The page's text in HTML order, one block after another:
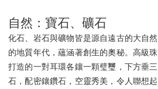
自然：寶石、礦石
化石、岩石與礦物皆是源自遠古的大自
的地質年代，蘊涵著創生的奧秘。高級
打造的一對耳環各鑲一顆璧璽，下方垂
石，配密鑲鑽石，空靈秀美，令人聯想